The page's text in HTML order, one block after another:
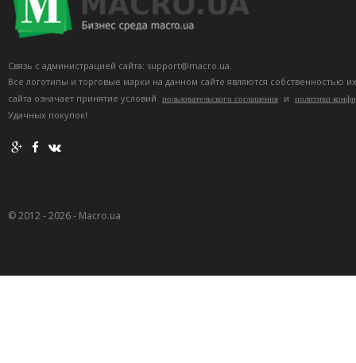
Связь с администрацией сайта: support@macro.ua.
Все логотипы и торговые марки на данном сайте являются собственностью
сайта означает принятие условий
пользовательского соглашения и политики
Удачных покупок!
© 2012 - 2026 - Macro.ua